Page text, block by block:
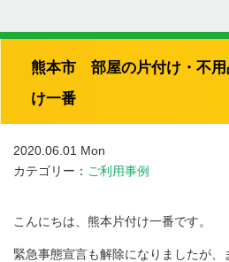
熊本市 部屋の片付け・不用
け一番
2020.06.01 Mon
カテゴリー： ご利用事例
こんにちは、熊本片付け一番です。
緊急事態宣言も解除になりましたが、